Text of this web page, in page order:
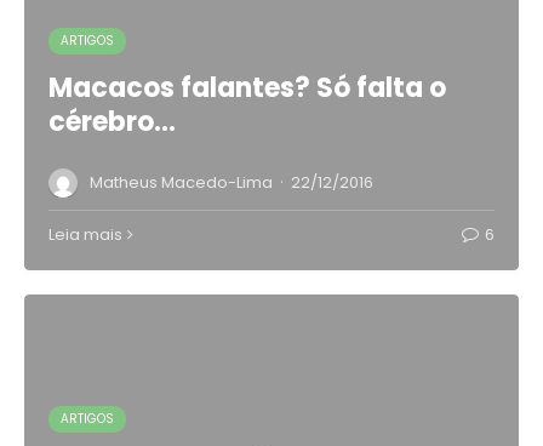
ARTIGOS
Macacos falantes? Só falta o
cérebro…
Matheus Macedo-Lima · 22/12/2016
Leia mais 6
ARTIGOS